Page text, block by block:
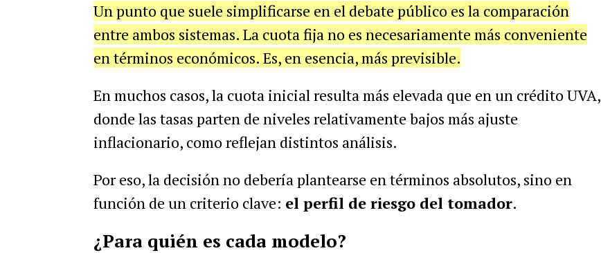
Un punto que suele simplificarse en el debate público es la comparación
entre ambos sistemas. La cuota fija no es necesariamente más conveniente
en términos económicos. Es, en esencia, más previsible.
En muchos casos, la cuota inicial resulta más elevada que en un crédito UVA,
donde las tasas parten de niveles relativamente bajos más ajuste
inflacionario, como reflejan distintos análisis.
Por eso, la decisión no debería plantearse en términos absolutos, sino en
función de un criterio clave: el perfil de riesgo del tomador.
¿Para quién es cada modelo?